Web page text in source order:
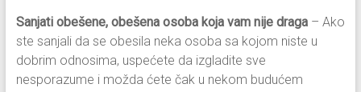
Sanjati obešene, obešena osoba koja vam nije draga– Ako
ste sanjali da se obesila neka osoba sa kojom niste u
dobrim odnosima, uspećete da izgladite sve
nesporazume i možda ćete čak u nekom budućem